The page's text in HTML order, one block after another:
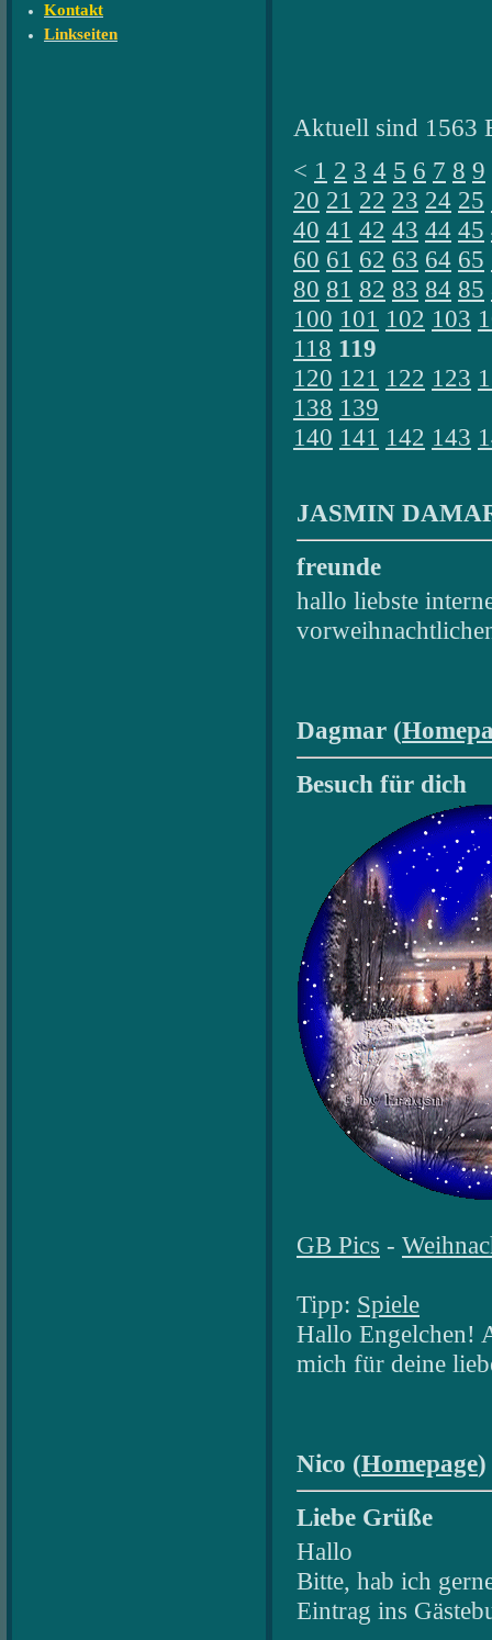
Kontakt
Linkseiten
Aktuell sind 1563
< 1 2 3 4 5 6 7 8 9
20 21 22 23 24 25
40 41 42 43 44 45
60 61 62 63 64 65
80 81 82 83 84 85
100 101 102 103
118 119
120 121 122 123
138 139
140 141 142 143
JASMIN
freunde
hallo liebste
Dagmar (
Besuch für dich
GB Pics -
Tipp: Spiele
Hallo Engelchen!
mich für deine
Nico (Homepage)
Liebe Grüße
Hallo
Bitte, hab ich
Eintrag ins